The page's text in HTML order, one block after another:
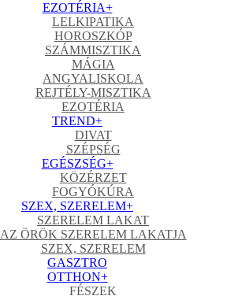
EZOTÉRIA+
LELKIPATIKA
HOROSZKÓP
SZÁMMISZTIKA
MÁGIA
ANGYALISKOLA
REJTÉLY-MISZTIKA
EZOTÉRIA
TREND+
DIVAT
SZÉPSÉG
EGÉSZSÉG+
KÖZÉRZET
FOGYÓKÚRA
SZEX, SZERELEM+
SZERELEM LAKAT
AZ ÖRÖK SZERELEM LAKATJA
SZEX, SZERELEM
GASZTRO
OTTHON+
FÉSZEK